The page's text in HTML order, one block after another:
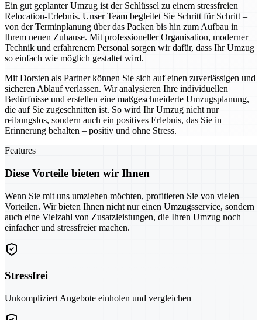
Ein gut geplanter Umzug ist der Schlüssel zu einem stressfreien
Relocation-Erlebnis. Unser Team begleitet Sie Schritt für Schritt –
von der Terminplanung über das Packen bis hin zum Aufbau in
Ihrem neuen Zuhause. Mit professioneller Organisation, moderner
Technik und erfahrenem Personal sorgen wir dafür, dass Ihr Umzug
so einfach wie möglich gestaltet wird.
Mit Dorsten als Partner können Sie sich auf einen zuverlässigen und
sicheren Ablauf verlassen. Wir analysieren Ihre individuellen
Bedürfnisse und erstellen eine maßgeschneiderte Umzugsplanung,
die auf Sie zugeschnitten ist. So wird Ihr Umzug nicht nur
reibungslos, sondern auch ein positives Erlebnis, das Sie in
Erinnerung behalten – positiv und ohne Stress.
Features
Diese Vorteile bieten wir Ihnen
Wenn Sie mit uns umziehen möchten, profitieren Sie von vielen
Vorteilen. Wir bieten Ihnen nicht nur einen Umzugsservice, sondern
auch eine Vielzahl von Zusatzleistungen, die Ihren Umzug noch
einfacher und stressfreier machen.
Stressfrei
Unkompliziert Angebote einholen und vergleichen